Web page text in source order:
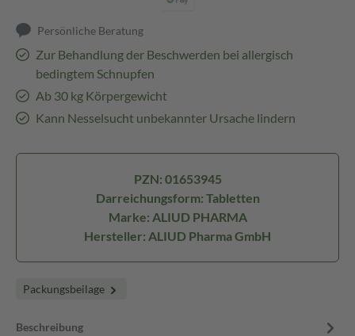
Persönliche Beratung
Zur Behandlung der Beschwerden bei allergisch
bedingtem Schnupfen
Ab 30 kg Körpergewicht
Kann Nesselsucht unbekannter Ursache lindern
PZN: 01653945
Darreichungsform: Tabletten
Marke: ALIUD PHARMA
Hersteller: ALIUD Pharma GmbH
Packungsbeilage
Beschreibung